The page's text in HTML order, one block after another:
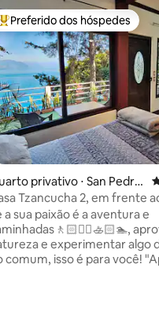
média de 5, 15
Entre os melhores preferidos
Preferido dos hóspedes
privativo ⋅ San Pedro
Laguna
Tzancucha 2, em frente
Caiaque+
a sua paixão é a aventura e
e experimentar algo
comum, isso é para você!